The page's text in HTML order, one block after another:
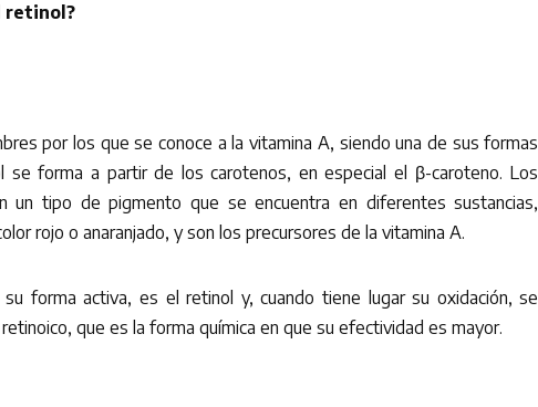
retinol?
por los que se conoce a la vitamina A, siendo una de sus formas
se forma a partir de los carotenos, en especial el β-caroteno. Los
un tipo de pigmento que se encuentra en diferentes sustancias,
rojo o anaranjado, y son los precursores de la vitamina A.
forma activa, es el retinol y, cuando tiene lugar su oxidación, se
que es la forma química en que su efectividad es mayor.